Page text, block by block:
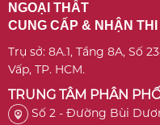
NGOẠI THẤT
CUNG CẤP & NHẬN
Trụ sở: 8A.1, Tầng 8A, Số
Vấp, TP. HCM.
TRUNG TÂM PHÂN
Số 2 - Đường Bùi